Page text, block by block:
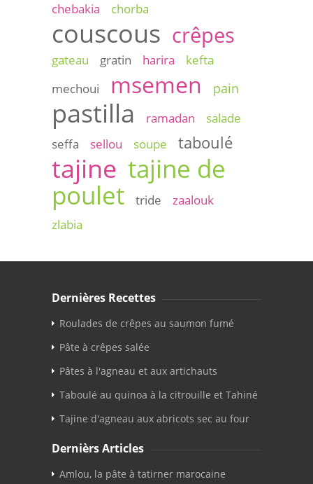
chebakia
chorba
couscous crêpes
gateau gratin harira
kefta
mechoui
msemen pain
pastilla ramadan
salade
seffa
sellou soupe taboulé
tajine tajine de
poulet
tride
zaalouk
zlabia
Dernières Recettes
Roulades de crêpes au saumon fumé
Pâte à crêpes salée
Pâtes à l'agneau et aux artichauts
Taboulé au quinoa à la citrouille et Tahiné
Tajine d'agneau aux abricots sec au four
Dernièrs Articles
Amlou, la pâte à tatirner marocaine